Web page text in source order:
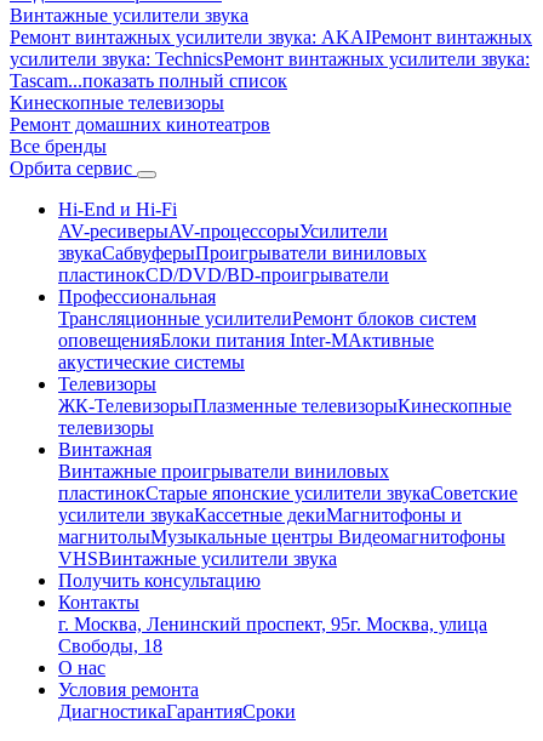
Винтажные усилители звука
Ремонт винтажных усилители звука: AKAIРемонт винтажных
усилители звука: TechnicsРемонт винтажных усилители звука:
Tascam...показать полный список
Кинескопные телевизоры
Ремонт домашних кинотеатров
Все бренды
Орбита сервис
Hi-End и Hi-Fi
AV-ресиверыAV-процессорыУсилители
звукаСабвуферыПроигрыватели виниловых
пластинокCD/DVD/BD-проигрыватели
Профессиональная
Трансляционные усилителиРемонт блоков систем
оповещенияБлоки питания Inter-MАктивные
акустические системы
Телевизоры
ЖК-ТелевизорыПлазменные телевизорыКинескопные
телевизоры
Винтажная
Винтажные проигрыватели виниловых
пластинокСтарые японские усилители звукаСоветские
усилители звукаКассетные декиМагнитофоны и
магнитолыМузыкальные центры Видеомагнитофоны
VHSВинтажные усилители звука
Получить консультацию
Контакты
г. Москва, Ленинский проспект, 95г. Москва, улица
Свободы, 18
О нас
Условия ремонта
ДиагностикаГарантияСроки